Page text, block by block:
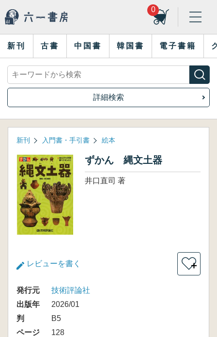
0
新刊 古書 中国書 韓国書 電子書籍
詳細検索
新刊 入門書・手引書 絵本
ずかん 縄文土器
井口直司 著
レビューを書く ＋
発行元
技術評論社
出版年
2026/01
判
B5
ページ
128